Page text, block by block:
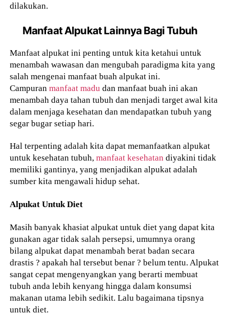
dilakukan.
Manfaat Alpukat Lainnya Bagi Tubuh
Manfaat alpukat ini penting untuk kita ketahui untuk
menambah wawasan dan mengubah paradigma kita yang
salah mengenai manfaat buah alpukat ini.
Campuranmanfaat madu dan manfaat buah ini akan
menambah daya tahan tubuh dan menjadi target awal kita
dalam menjaga kesehatan dan mendapatkan tubuh yang
segar bugar setiap hari.
Hal terpenting adalah kita dapat memanfaatkan alpukat
untuk kesehatan tubuh,manfaat kesehatan diyakini tidak
memiliki gantinya, yang menjadikan alpukat adalah
sumber kita mengawali hidup sehat.
Alpukat Untuk Diet
Masih banyak khasiat alpukat untuk diet yang dapat kita
gunakan agar tidak salah persepsi, umumnya orang
bilang alpukat dapat menambah berat badan secara
drastis ? apakah hal tersebut benar ? belum tentu. Alpukat
sangat cepat mengenyangkan yang berarti membuat
tubuh anda lebih kenyang hingga dalam konsumsi
makanan utama lebih sedikit. Lalu bagaimana tipsnya
untuk diet.